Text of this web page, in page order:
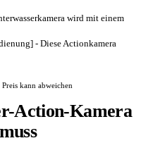
wird mit einem
- Diese Actionkamera
kann abweichen
Action-Kamera